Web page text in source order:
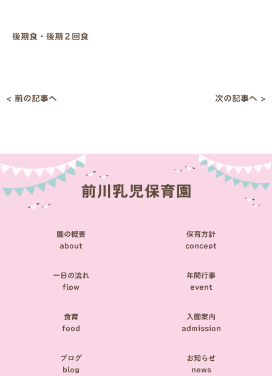
後期食・後期２回食
投
< 前の記事へ 次の記事へ >
園の概要
about
保育方針
concept
一日の流れ
flow
年間行事
event
食育
food
入園案内
admission
ブログ
blog
お知らせ
news